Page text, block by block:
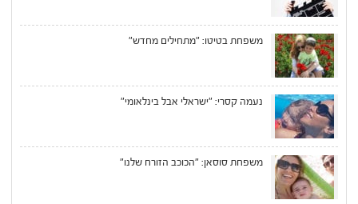
משפחת בטיטו: "מתחילים מחדש"
נעמה קסרי: "ישראלי אבל בינלאומי"
משפחת סוסאן: "הכוכב הזורח שלנו"